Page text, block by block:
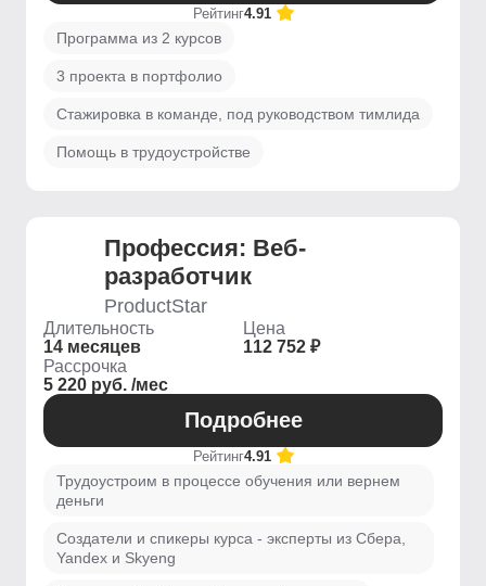
Рейтинг4.91
Программа из 2 курсов
3 проекта в портфолио
Стажировка в команде, под руководством тимлида
Помощь в трудоустройстве
Профессия: Веб-
разработчик
ProductStar
Длительность
14 месяцев
Цена
112 752 ₽
Рассрочка
5 220 руб. /мес
Подробнее
Рейтинг4.91
Трудоустроим в процессе обучения или вернем
деньги
Создатели и спикеры курса - эксперты из Сбера,
Yandex и Skyeng